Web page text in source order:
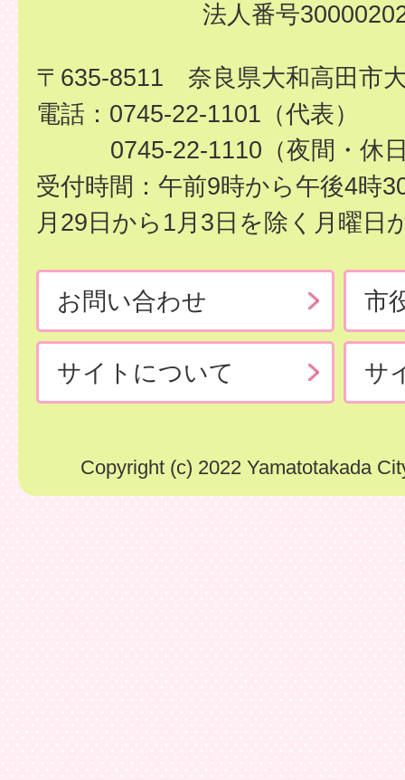
法人番号
〒635-8511 奈良県大和高田市
電話：0745-22-1101（代表）
0745-22-1110（夜間・休
受付時間：午前9時から午後4時
月29日から1月3日を除く月曜日
お問い合わせ 市
サイトについて サ
Copyright (c) 2022 Yamatotakada